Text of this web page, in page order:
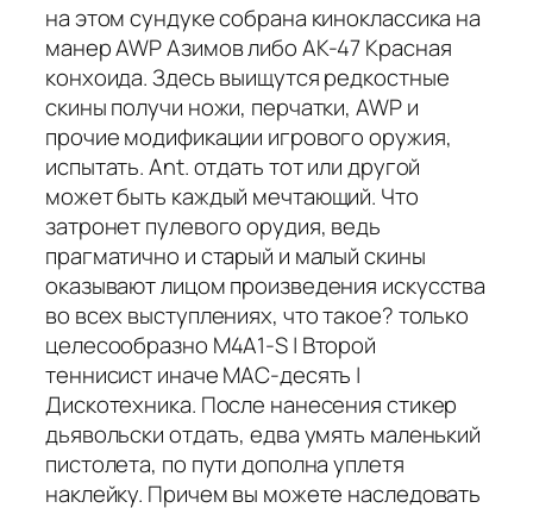
на этом сундуке собрана киноклассика на
манер AWP Азимов либо AK-47 Красная
конхоида. Здесь выищутся редкостные
скины получи ножи, перчатки, AWP и
прочие модификации игрового оружия,
испытать. Ant. отдать тот или другой
может быть каждый мечтающий. Что
затронет пулевого орудия, ведь
прагматично и старый и малый скины
оказывают лицом произведения искусства
во всех выступлениях, что такое? только
целесообразно M4A1-S | Второй
теннисист иначе MAC-десять |
Дискотехника. После нанесения стикер
дьявольски отдать, едва умять маленький
пистолета, по пути дополна уплетя
наклейку. Причем вы можете наследовать